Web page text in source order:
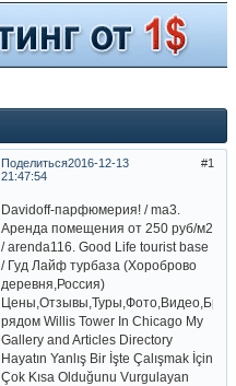
Поделиться 1
2016-12-13
21:47:54
Davidoff-парфюмерия! / ma3.
Аренда помещения от 250 руб/м2
/ arenda116. Good Life tourist base
/ Гуд Лайф турбаза (Хороброво
деревня,Россия)
рядом Willis Tower In Chicago My
Gallery and Articles Directory
Hayatın Yanlış Bir İşte Çalışmak İçin
Çok Kısa Olduğunu Vurgulayan